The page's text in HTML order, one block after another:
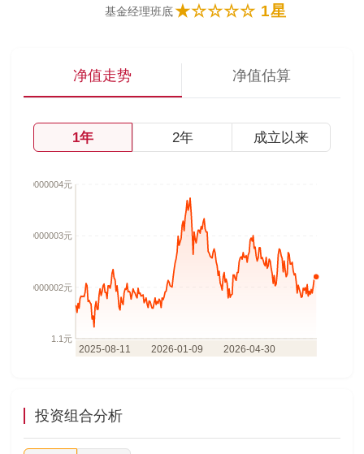
基金经理班底★☆☆☆☆ 1星
净值走势 净值估算
1年 2年 成立以来
投资组合分析